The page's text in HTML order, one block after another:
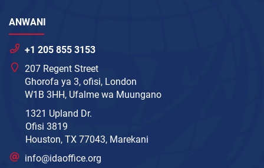
ANWANI
+1 205 855 3153
207 Regent Street
Ghorofa ya 3, ofisi, London
W1B 3HH, Ufalme wa Muungano
1321 Upland Dr.
Ofisi 3819
Houston, TX 77043, Marekani
info@idaoffice.org